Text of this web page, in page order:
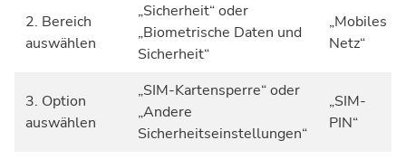
2. Bereich
auswählen
„Sicherheit“ oder
„Biometrische Daten und
Sicherheit“
„Mobiles
Netz“
3. Option
auswählen
„SIM-Kartensperre“ oder
„Andere
Sicherheitseinstellungen“
„SIM-
PIN“